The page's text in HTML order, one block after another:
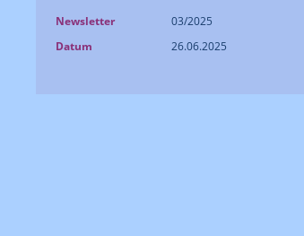
Newsletter
03/2025
Datum
26.06.2025